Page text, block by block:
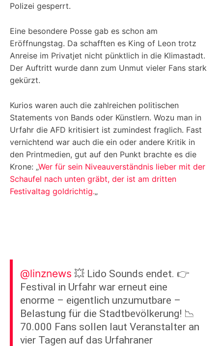
Polizei gesperrt.
Eine besondere Posse gab es schon am
Eröffnungstag. Da schafften es King of Leon trotz
Anreise im Privatjet nicht pünktlich in die Klimastadt.
Der Auftritt wurde dann zum Unmut vieler Fans stark
gekürzt.
Kurios waren auch die zahlreichen politischen
Statements von Bands oder Künstlern. Wozu man in
Urfahr die AFD kritisiert ist zumindest fraglich. Fast
vernichtend war auch die ein oder andere Kritik in
den Printmedien, gut auf den Punkt brachte es die
Krone: „Wer für sein Niveauverständnis lieber mit der
Schaufel nach unten gräbt, der ist am dritten
Festivaltag goldrichtig.„
@linznews 💥 Lido Sounds endet. 👉
Festival in Urfahr war erneut eine
enorme – eigentlich unzumutbare –
Belastung für die Stadtbevölkerung! 📉
70.000 Fans sollen laut Veranstalter an
vier Tagen auf das Urfahraner